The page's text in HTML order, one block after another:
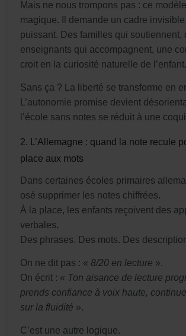
Mais ne nous trompons pas : ce
magique. Il demande un cadre
puissant. Des familles qui soutiennent,
enseignants qui accompagnent, une
croit en la curiosité naturelle de l’enfant.
Sans ça ? La liberté se transforme en
L’autonomie promise devient
l’école sans notes se réduit à une
2. L’Allemagne : quand la note recule
place aux mots
Dans certaines écoles primaires
osé supprimer les notes chiffrées.
À la place, les enfants reçoivent des
verbales.
Des phrases. Des mots. Des
On ne dit pas : « 8/20 en lecture ».
On écrit : « Ton aisance de lecture
prends confiance à voix haute,
sur la fluidité ».
C’est une autre logique.